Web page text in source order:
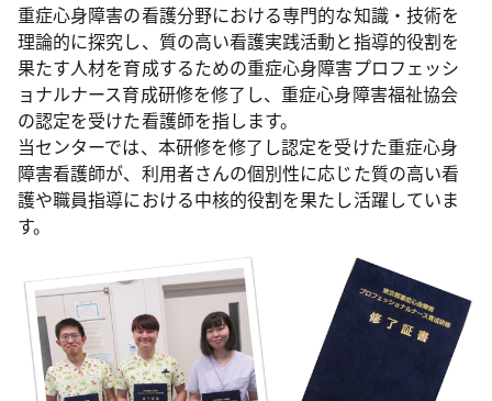
重症心身障害の看護分野における専門的な知識・技術を
理論的に探究し、質の高い看護実践活動と指導的役割を
果たす人材を育成するための重症心身障害プロフェッシ
ョナルナース育成研修を修了し、重症心身障害福祉協会
の認定を受けた看護師を指します。
当センターでは、本研修を修了し認定を受けた重症心身
障害看護師が、利用者さんの個別性に応じた質の高い看
護や職員指導における中核的役割を果たし活躍していま
す。